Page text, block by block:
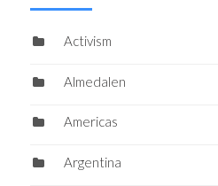
Activism
Almedalen
Americas
Argentina